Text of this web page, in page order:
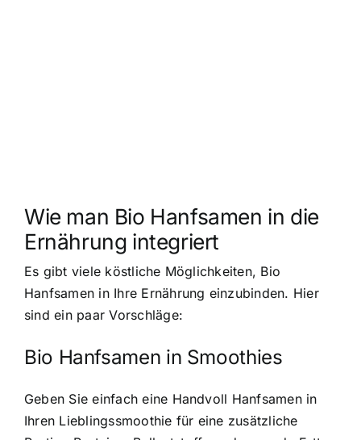
Wie man Bio Hanfsamen in die
Ernährung integriert
Es gibt viele köstliche Möglichkeiten, Bio
Hanfsamen in Ihre Ernährung einzubinden. Hier
sind ein paar Vorschläge:
Bio Hanfsamen in Smoothies
Geben Sie einfach eine Handvoll Hanfsamen in
Ihren Lieblingssmoothie für eine zusätzliche